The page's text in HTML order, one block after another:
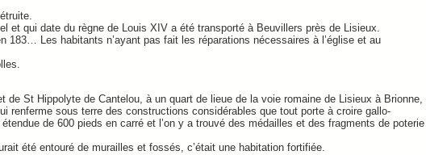
et qui date du règne de Louis XIV a été transporté à Beuvillers près de Lisieux.
183… Les habitants n’ayant pas fait les réparations nécessaires à l’église et au
St Hippolyte de Cantelou, à un quart de lieue de la voie romaine de Lisieux à Brionne,
renferme sous terre des constructions considérables que tout porte à croire gallo-
de 600 pieds en carré et l’on y a trouvé des médailles et des fragments de poterie
été entouré de murailles et fossés, c’était une habitation fortifiée.